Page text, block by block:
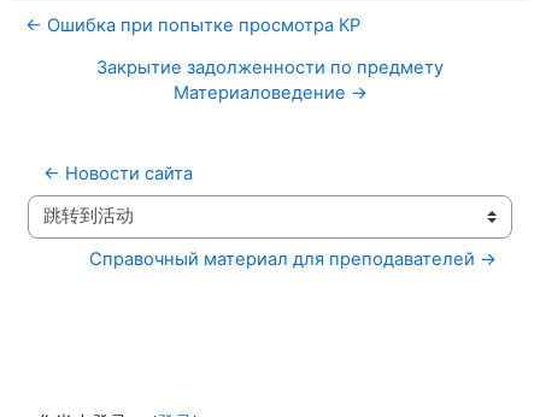
← Ошибка при попытке просмотра КР
Закрытие задолженности по предмету
Материаловедение →
← Новости сайта
跳转到活动
Справочный материал для преподавателей →